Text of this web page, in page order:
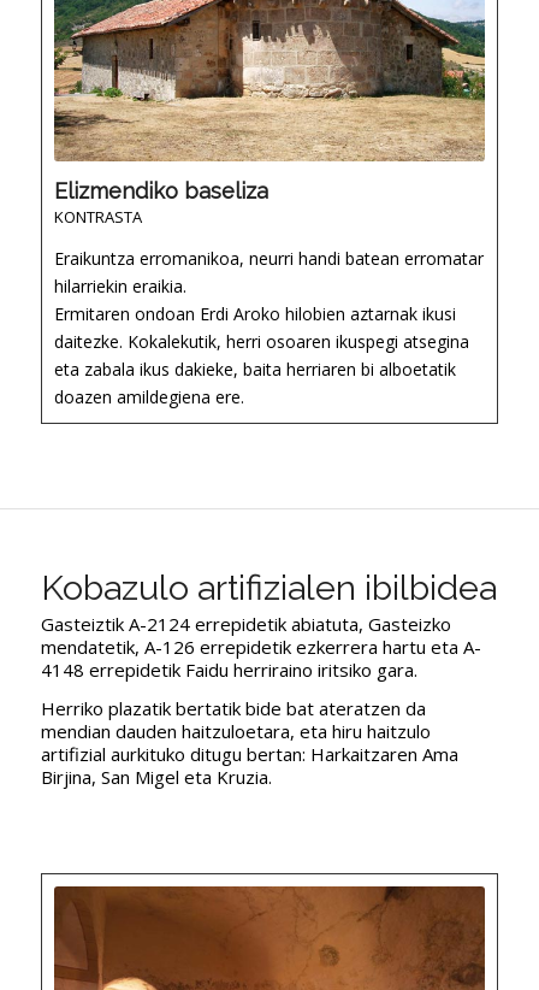
Elizmendiko baseliza
KONTRASTA
Eraikuntza erromanikoa, neurri handi batean erromatar
hilarriekin eraikia.
Ermitaren ondoan Erdi Aroko hilobien aztarnak ikusi
daitezke. Kokalekutik, herri osoaren ikuspegi atsegina
eta zabala ikus dakieke, baita herriaren bi alboetatik
doazen amildegiena ere.
Kobazulo artifizialen ibilbidea
Gasteiztik A-2124 errepidetik abiatuta, Gasteizko
mendatetik, A-126 errepidetik ezkerrera hartu eta A-
4148 errepidetik Faidu herriraino iritsiko gara.
Herriko plazatik bertatik bide bat ateratzen da
mendian dauden haitzuloetara, eta hiru haitzulo
artifizial aurkituko ditugu bertan: Harkaitzaren Ama
Birjina, San Migel eta Kruzia.